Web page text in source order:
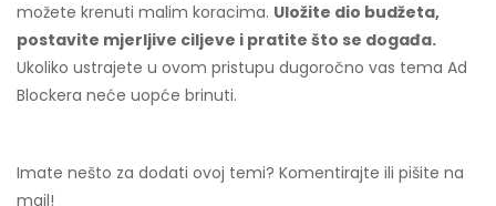
možete krenuti malim koracima. Uložite dio budžeta,
postavite mjerljive ciljeve i pratite što se događa.
Ukoliko ustrajete u ovom pristupu dugoročno vas tema Ad
Blockera neće uopće brinuti.
Imate nešto za dodati ovoj temi? Komentirajte ili pišite na
mail!